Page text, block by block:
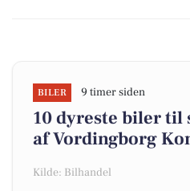
BILER 9 timer siden
10 dyreste biler
af Vordingborg
Kilde: Bilhandel